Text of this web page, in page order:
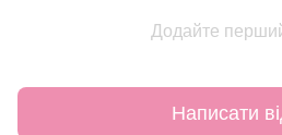
Додайте
Написати